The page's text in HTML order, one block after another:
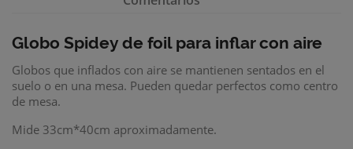
Globo Spidey de foil para inflar con aire
Globos que inflados con aire se mantienen sentados en el
suelo o en una mesa. Pueden quedar perfectos como centro
de mesa.
Mide 33cm*40cm aproximadamente.